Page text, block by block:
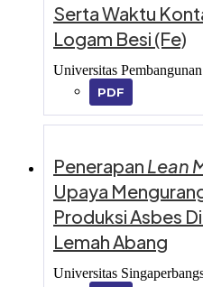
Serta Waktu
Logam Besi (Fe)
Universitas
PDF
Penerapan Lean
Upaya
Produksi Asbes
Lemah Abang
Universitas